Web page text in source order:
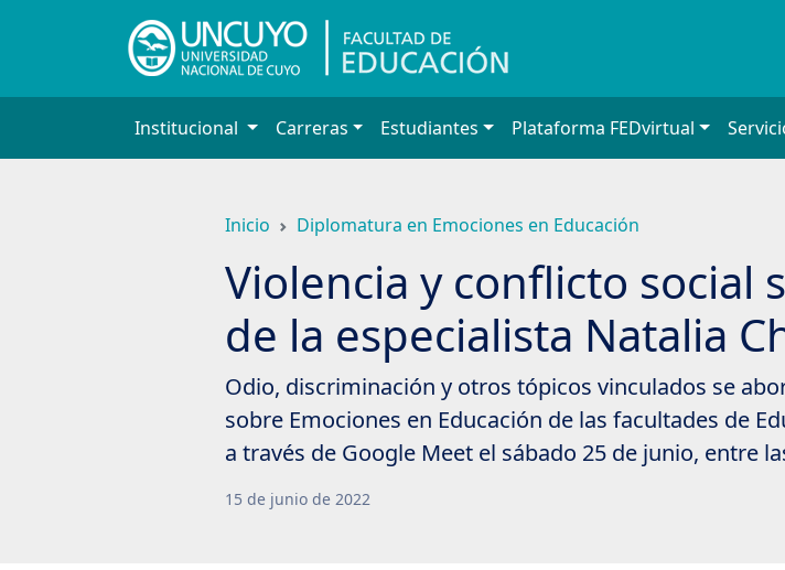
principal
Institucional Carreras Estudiantes Plataforma FEDvirtual
Inicio Diplomatura en Emociones en Educación
Violencia y conflicto social
de la especialista Natalia
Odio, discriminación y otros tópicos vinculados se
sobre Emociones en Educación de las facultades de
a través de Google Meet el sábado 25 de junio, entre
15 de junio de 2022